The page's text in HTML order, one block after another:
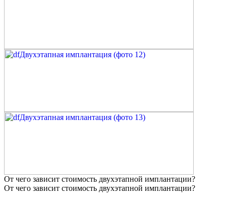
От чего зависит стоимость двухэтапной имплантации?
От чего зависит стоимость двухэтапной имплантации?